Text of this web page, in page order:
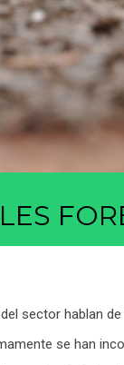
sector hablan
se han